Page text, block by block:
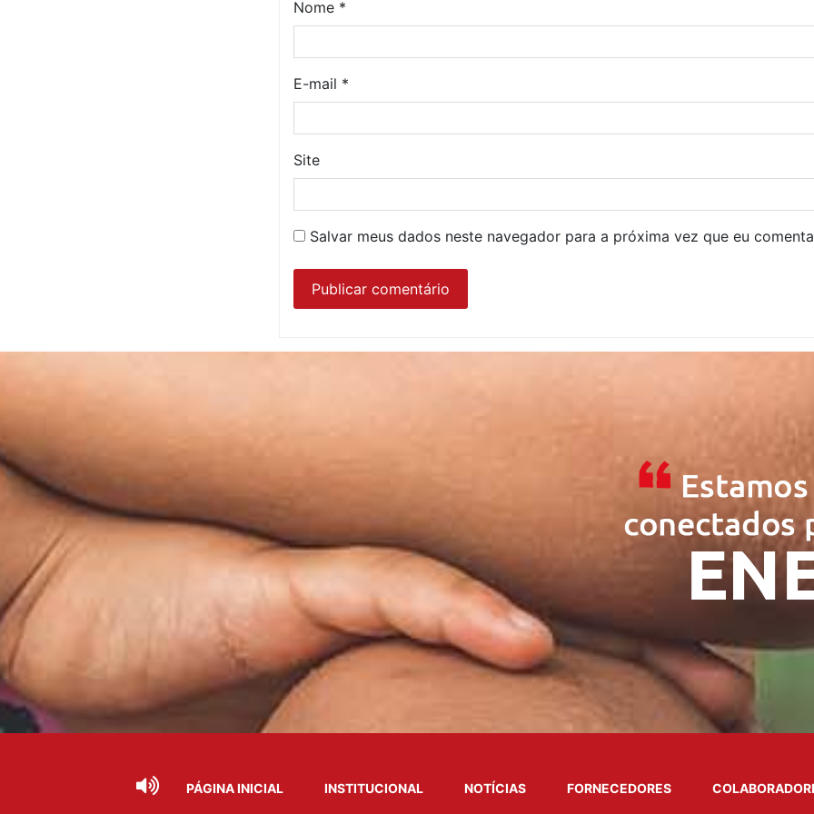
Nome *
E-mail *
Site
Salvar meus dados neste navegador para a próxima vez que eu
PÁGINA INICIAL INSTITUCIONAL NOTÍCIAS FORNECEDORES